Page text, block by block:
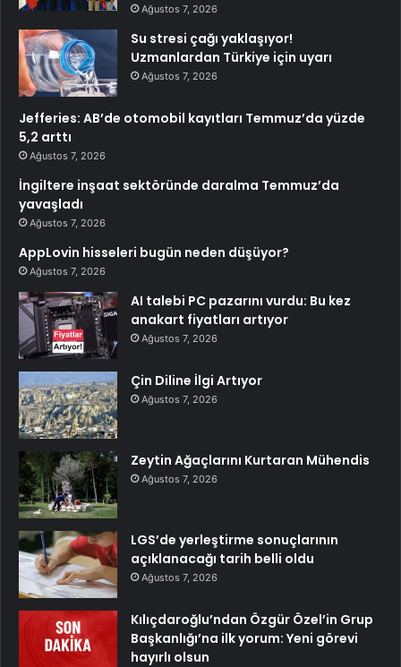
Ağustos 7, 2026
Su stresi çağı yaklaşıyor!
Uzmanlardan Türkiye için uyarı
Ağustos 7, 2026
Jefferies: AB’de otomobil kayıtları Temmuz’da yüzde
5,2 arttı
Ağustos 7, 2026
İngiltere inşaat sektöründe daralma Temmuz’da
yavaşladı
Ağustos 7, 2026
AppLovin hisseleri bugün neden düşüyor?
Ağustos 7, 2026
AI talebi PC pazarını vurdu: Bu kez
anakart fiyatları artıyor
Ağustos 7, 2026
Çin Diline İlgi Artıyor
Ağustos 7, 2026
Zeytin Ağaçlarını Kurtaran Mühendis
Ağustos 7, 2026
LGS’de yerleştirme sonuçlarının
açıklanacağı tarih belli oldu
Ağustos 7, 2026
Kılıçdaroğlu’ndan Özgür Özel’in Grup
Başkanlığı’na ilk yorum: Yeni görevi
hayırlı olsun